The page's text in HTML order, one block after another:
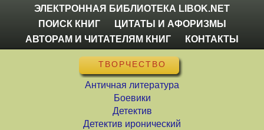
ЭЛЕКТРОННАЯ БИБЛИОТЕКА LIBOK.NET
ПОИСК КНИГ
ЦИТАТЫ И АФОРИЗМЫ
АВТОРАМ И ЧИТАТЕЛЯМ КНИГ
КОНТАКТЫ
ТВОРЧЕСТВО
Античная литература
Боевики
Детектив
Детектив иронический